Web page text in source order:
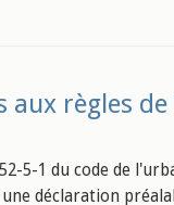
aux règles
5-1 du code de
déclaration